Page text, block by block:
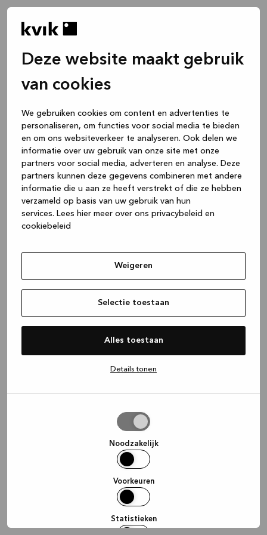
Deze website maakt gebruik
van cookies
We gebruiken cookies om content en advertenties te
personaliseren, om functies voor social media te bieden
en om ons websiteverkeer te analyseren. Ook delen we
informatie over uw gebruik van onze site met onze
partners voor social media, adverteren en analyse. Deze
partners kunnen deze gegevens combineren met andere
informatie die u aan ze heeft verstrekt of die ze hebben
verzameld op basis van uw gebruik van hun
services. Lees hier meer over ons privacybeleid en
cookiebeleid
Weigeren
Selectie toestaan
Alles toestaan
Details tonen
Noodzakelijk
Voorkeuren
Statistieken
(see the browser console for more
information).